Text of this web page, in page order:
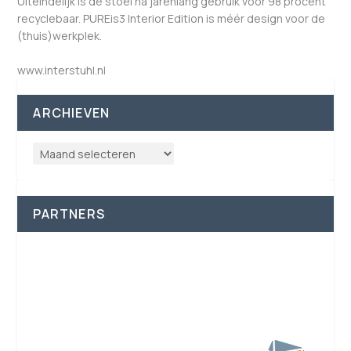
recyclebaar. PUREis3 Interior Edition is méér design voor de
(thuis)werkplek.
www.interstuhl.nl
ARCHIEVEN
PARTNERS